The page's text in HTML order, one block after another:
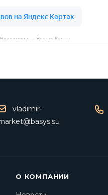
Владимира — Яндекс Карты
vladimir-
О КОМПАНИИ